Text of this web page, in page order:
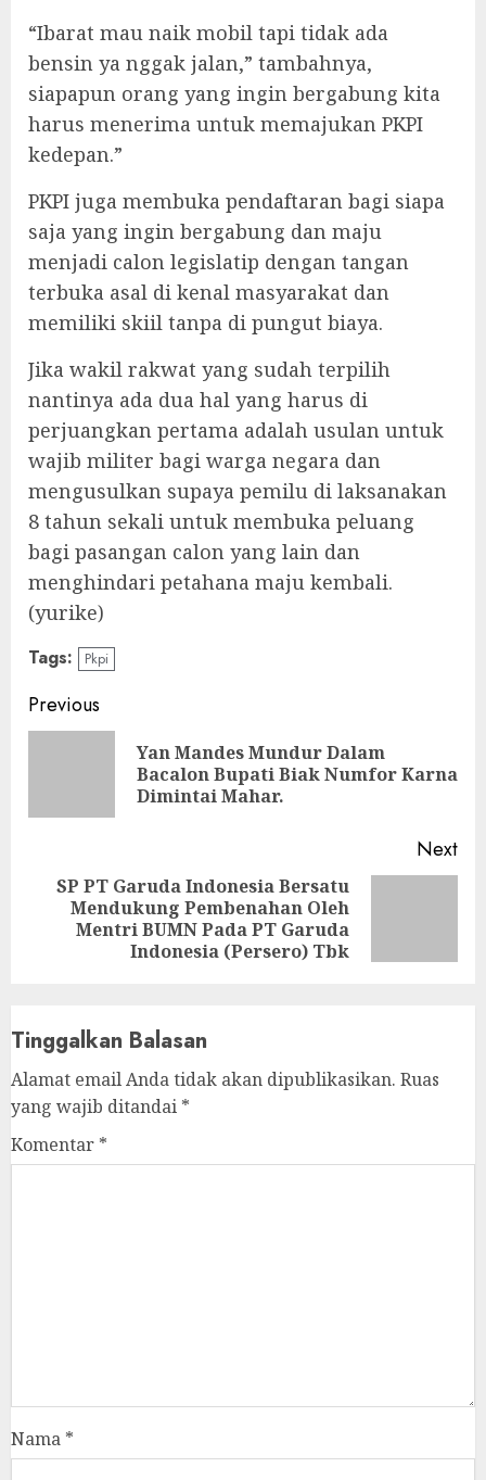
“Ibarat mau naik mobil tapi tidak ada
bensin ya nggak jalan,” tambahnya,
siapapun orang yang ingin bergabung kita
harus menerima untuk memajukan PKPI
kedepan.”
PKPI juga membuka pendaftaran bagi siapa
saja yang ingin bergabung dan maju
menjadi calon legislatip dengan tangan
terbuka asal di kenal masyarakat dan
memiliki skiil tanpa di pungut biaya.
Jika wakil rakwat yang sudah terpilih
nantinya ada dua hal yang harus di
perjuangkan pertama adalah usulan untuk
wajib militer bagi warga negara dan
mengusulkan supaya pemilu di laksanakan
8 tahun sekali untuk membuka peluang
bagi pasangan calon yang lain dan
menghindari petahana maju kembali.
(yurike)
Tags: Pkpi
Continue
Reading
Previous
Yan Mandes Mundur Dalam
Bacalon Bupati Biak Numfor Karna
Dimintai Mahar.
Next
Next
SP PT Garuda Indonesia Bersatu
Mendukung Pembenahan Oleh
Mentri BUMN Pada PT Garuda
Indonesia (Persero) Tbk
Tinggalkan Balasan
Alamat email Anda tidak akan dipublikasikan. Ruas
yang wajib ditandai *
Komentar *
Nama *